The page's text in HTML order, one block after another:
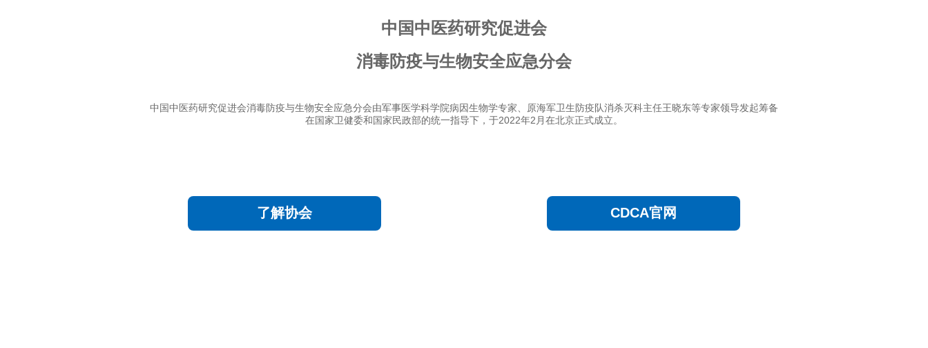
中国中医药研究促进会
消毒防疫与生物安全应急分会
中国中医药研究促进会消毒防疫与生物安全应急分会由军事医学科学院病因生物学专家、原海军卫生防疫队消杀灭科主任王晓东等专家领导发起筹备
在国家卫健委和国家民政部的统一指导下，于2022年2月在北京正式成立。
了解协会 CDCA官网